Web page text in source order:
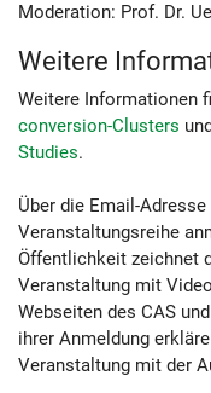
Moderation: Prof. Dr.
Weitere
Weitere Informationen
conversion-Clusters
Studies.
Über die Email-Adresse
Veranstaltungsreihe
Öffentlichkeit zeichnet
Veranstaltung mit
Webseiten des CAS
ihrer Anmeldung
Veranstaltung mit der